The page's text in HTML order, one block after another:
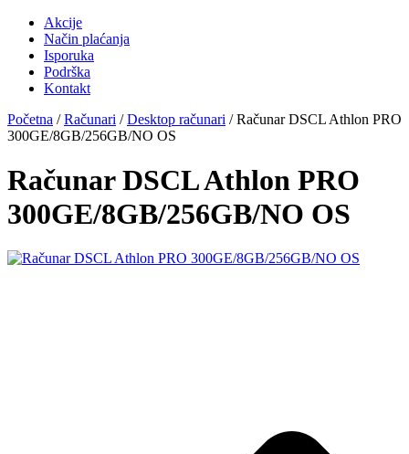
Akcije
Način plaćanja
Isporuka
Podrška
Kontakt
Početna /Računari /Desktop računari / Računar DSCL Athlon PRO
300GE/8GB/256GB/NO OS
Računar DSCL Athlon PRO
300GE/8GB/256GB/NO OS